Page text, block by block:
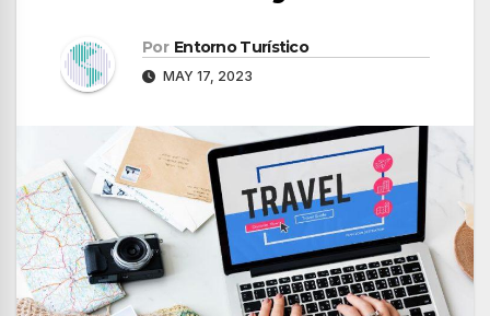
Por Entorno Turístico
MAY 17, 2023